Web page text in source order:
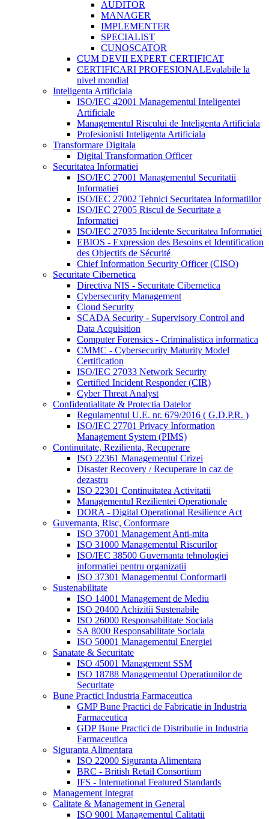
AUDITOR
MANAGER
IMPLEMENTER
SPECIALIST
CUNOSCATOR
CUM DEVII EXPERT CERTIFICAT
CERTIFICARI PROFESIONALEvalabile la
nivel mondial
Inteligenta Artificiala
ISO/IEC 42001 Managementul Inteligentei
Artificiale
Managementul Riscului de Inteligenta Artificiala
Profesionisti Inteligenta Artificiala
Transformare Digitala
Digital Transformation Officer
Securitatea Informatiei
ISO/IEC 27001 Managementul Securitatii
Informatiei
ISO/IEC 27002 Tehnici Securitatea Informatiilor
ISO/IEC 27005 Riscul de Securitate a
Informatiei
ISO/IEC 27035 Incidente Securitatea Informatiei
EBIOS - Expression des Besoins et Identification
des Objectifs de Sécurité
Chief Information Security Officer (CISO)
Securitate Cibernetica
Directiva NIS - Securitate Cibernetica
Cybersecurity Management
Cloud Security
SCADA Security - Supervisory Control and
Data Acquisition
Computer Forensics - Criminalistica informatica
CMMC - Cybersecurity Maturity Model
Certification
ISO/IEC 27033 Network Security
Certified Incident Responder (CIR)
Cyber Threat Analyst
Confidentialitate & Protectia Datelor
Regulamentul U.E. nr. 679/2016 ( G.D.P.R. )
ISO/IEC 27701 Privacy Information
Management System (PIMS)
Continuitate, Rezilienta, Recuperare
ISO 22361 Managementul Crizei
Disaster Recovery / Recuperare in caz de
dezastru
ISO 22301 Continuitatea Activitatii
Managementul Rezilientei Operationale
DORA - Digital Operational Resilience Act
Guvernanta, Risc, Conformare
ISO 37001 Management Anti-mita
ISO 31000 Managementul Riscurilor
ISO/IEC 38500 Guvernanta tehnologiei
informatiei pentru organizatii
ISO 37301 Managementul Conformarii
Sustenabilitate
ISO 14001 Management de Mediu
ISO 20400 Achizitii Sustenabile
ISO 26000 Responsabilitate Sociala
SA 8000 Responsabilitate Sociala
ISO 50001 Managementul Energiei
Sanatate & Securitate
ISO 45001 Management SSM
ISO 18788 Managementul Operatiunilor de
Securitate
Bune Practici Industria Farmaceutica
GMP Bune Practici de Fabricatie in Industria
Farmaceutica
GDP Bune Practici de Distributie in Industria
Farmaceutica
Siguranta Alimentara
ISO 22000 Siguranta Alimentara
BRC - British Retail Consortium
IFS - International Featured Standards
Management Integrat
Calitate & Management in General
ISO 9001 Managementul Calitatii